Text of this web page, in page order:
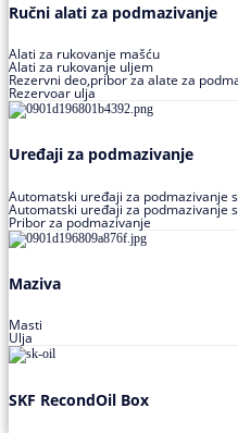
Ručni alati za podmazivanje
Alati za rukovanje mašću
Alati za rukovanje uljem
Rezervni deo,pribor za alate za
Rezervoar ulja
Uređaji za podmazivanje
Automatski uređaji za podmazivanje
Automatski uređaji za podmazivanje
Pribor za podmazivanje
Maziva
Masti
Ulja
SKF RecondOil Box